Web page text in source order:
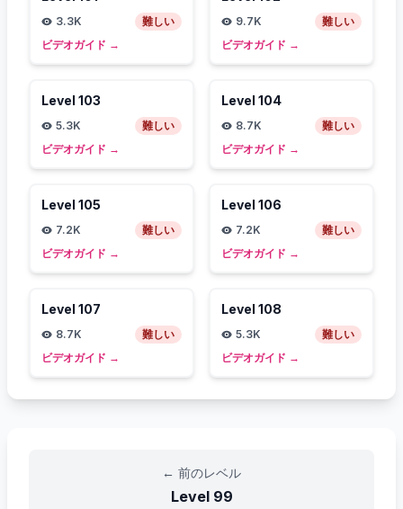
3.3K
難しい
ビデオガイド →
9.7K
難しい
ビデオガイド →
Level 103
5.3K
難しい
ビデオガイド →
Level 104
8.7K
難しい
ビデオガイド →
Level 105
7.2K
難しい
ビデオガイド →
Level 106
7.2K
難しい
ビデオガイド →
Level 107
8.7K
難しい
ビデオガイド →
Level 108
5.3K
難しい
ビデオガイド →
← 前のレベル
Level 99